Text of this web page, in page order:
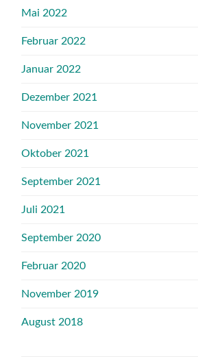
Mai 2022
Februar 2022
Januar 2022
Dezember 2021
November 2021
Oktober 2021
September 2021
Juli 2021
September 2020
Februar 2020
November 2019
August 2018